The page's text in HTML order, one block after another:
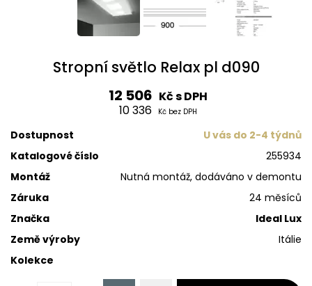
Stropní světlo Relax pl d090
12 506 Kč s DPH
10 336
Kč bez DPH
Dostupnost
U vás do 2-4 týdnů
Katalogové číslo
255934
Montáž
Nutná montáž, dodáváno v demontu
Záruka
24 měsíců
Značka
Ideal Lux
Země výroby
Itálie
Kolekce